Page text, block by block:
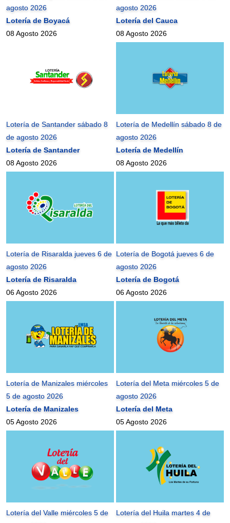
agosto 2026
Lotería de Boyacá
08 Agosto 2026
agosto 2026
Lotería del Cauca
08 Agosto 2026
Lotería de Santander sábado 8
de agosto 2026
Lotería de Santander
08 Agosto 2026
Lotería de Medellín sábado 8 de
agosto 2026
Lotería de Medellín
08 Agosto 2026
Lotería de Risaralda jueves 6 de
agosto 2026
Lotería de Risaralda
06 Agosto 2026
Lotería de Bogotá jueves 6 de
agosto 2026
Lotería de Bogotá
06 Agosto 2026
Lotería de Manizales miércoles
5 de agosto 2026
Lotería de Manizales
05 Agosto 2026
Lotería del Meta miércoles 5 de
agosto 2026
Lotería del Meta
05 Agosto 2026
Lotería del Valle miércoles 5 de
Lotería del Huila martes 4 de